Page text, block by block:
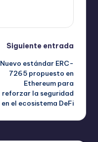
Siguiente entrada
Nuevo estándar ERC-
7265 propuesto en
Ethereum para
reforzar la seguridad
en el ecosistema DeFi